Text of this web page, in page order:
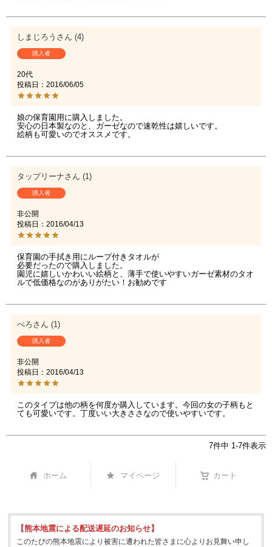
しまじろう 4
購入者
20代
投稿日
2016/06/05
娘の保育園用に購入しました。
安心の日本製なのと、ガーゼなので速乾性は嬉しいです。
絵柄も可愛いのでオススメです。
タップリーナ 1
購入者
非公開
投稿日
2016/04/13
保育園の手拭き用にループ付きタオルが
必要だったので購入しました。
園児に嬉しいかわいい絵柄と、薄手で使いやすいガーゼ素材のタオ
ルで低価格なのがありがたい！お勧めです
ぺろ 1
購入者
非公開
投稿日
2016/04/13
このタイプは他の柄を何度か購入しています。今回の女の子柄もと
ても可愛いです。丁度いい大きささなので使いやすいです。
7件中 1-7件表示
ホーム マイページ カート
【熊本地震による配送遅延のお知らせ】
このたびの熊本地震により被害に遭われた皆さまに心よりお見舞い申し